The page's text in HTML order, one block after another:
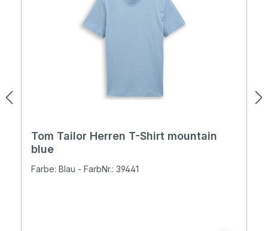
Tom Tailor Herren T-Shirt mountain
blue
Farbe: Blau - FarbNr.: 39441